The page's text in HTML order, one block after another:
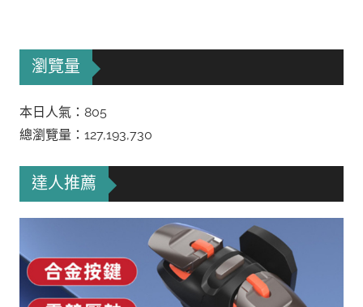
瀏覽量
本日人氣：805
總瀏覽量：127,193,730
達人推薦